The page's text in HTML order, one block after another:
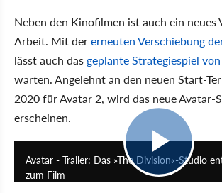
Neben den Kinofilmen ist auch ein neues
Arbeit. Mit dererneuten Verschiebung
lässt auch das geplante Strategiespiel
warten. Angelehnt an den neuen Start-
2020 für Avatar 2, wird das neue Avatar-
erscheinen.
Avatar - Trailer: Das »The Division«-Studio
zum Film